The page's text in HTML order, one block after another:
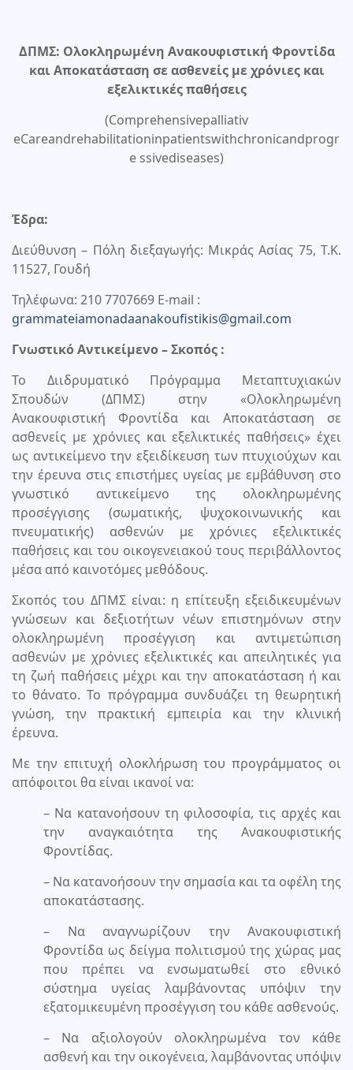
ΔΠΜΣ: Ολοκληρωμένη Ανακουφιστική Φροντίδα
και Αποκατάσταση σε ασθενείς με χρόνιες και
εξελικτικές παθήσεις
(Comprehensivepalliativ
eCareandrehabilitationinpatientswithchronicandprogr
e ssivediseases)
Έδρα:
Διεύθυνση – Πόλη διεξαγωγής: Μικράς Ασίας 75, Τ.Κ.
11527, Γουδή
Τηλέφωνα: 210 7707669 E-mail :
grammateiamonadaanakoufistikis@gmail.com
Γνωστικό Αντικείμενο – Σκοπός :
Το Διιδρυματικό Πρόγραμμα Μεταπτυχιακών
Σπουδών (ΔΠΜΣ) στην «Ολοκληρωμένη
Ανακουφιστική Φροντίδα και Αποκατάσταση σε
ασθενείς με χρόνιες και εξελικτικές παθήσεις» έχει
ως αντικείμενο την εξειδίκευση των πτυχιούχων και
την έρευνα στις επιστήμες υγείας με εμβάθυνση στο
γνωστικό αντικείμενο της ολοκληρωμένης
προσέγγισης (σωματικής, ψυχοκοινωνικής και
πνευματικής) ασθενών με χρόνιες εξελικτικές
παθήσεις και του οικογενειακού τους περιβάλλοντος
μέσα από καινοτόμες μεθόδους.
Σκοπός του ΔΠΜΣ είναι: η επίτευξη εξειδικευμένων
γνώσεων και δεξιοτήτων νέων επιστημόνων στην
ολοκληρωμένη προσέγγιση και αντιμετώπιση
ασθενών με χρόνιες εξελικτικές και απειλητικές για
τη ζωή παθήσεις μέχρι και την αποκατάσταση ή και
το θάνατο. Το πρόγραμμα συνδυάζει τη θεωρητική
γνώση, την πρακτική εμπειρία και την κλινική
έρευνα.
Με την επιτυχή ολοκλήρωση του προγράμματος οι
απόφοιτοι θα είναι ικανοί να:
– Να κατανοήσουν τη φιλοσοφία, τις αρχές και
την αναγκαιότητα της Ανακουφιστικής
Φροντίδας.
– Να κατανοήσουν την σημασία και τα οφέλη της
αποκατάστασης.
– Να αναγνωρίζουν την Ανακουφιστική
Φροντίδα ως δείγμα πολιτισμού της χώρας μας
που πρέπει να ενσωματωθεί στο εθνικό
σύστημα υγείας λαμβάνοντας υπόψιν την
εξατομικευμένη προσέγγιση του κάθε ασθενούς.
– Να αξιολογούν ολοκληρωμένα τον κάθε
ασθενή και την οικογένεια, λαμβάνοντας υπόψιν